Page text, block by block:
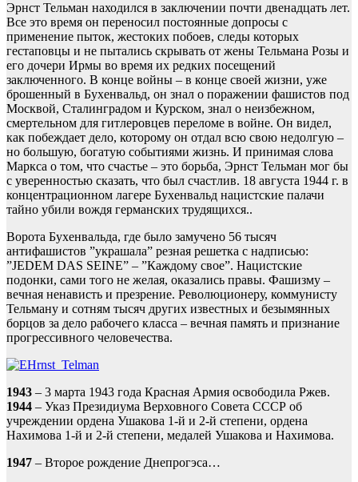
Эрнст Тельман находился в заключении почти двенадцать лет.
Все это время он переносил постоянные допросы с
применение пыток, жестоких побоев, следы которых
гестаповцы и не пытались скрывать от жены Тельмана Розы и
его дочери Ирмы во время их редких посещений
заключенного. В конце войны – в конце своей жизни, уже
брошенный в Бухенвальд, он знал о поражении фашистов под
Москвой, Сталинградом и Курском, знал о неизбежном,
смертельном для гитлеровцев переломе в войне. Он видел,
как побеждает дело, которому он отдал всю свою недолгую –
но большую, богатую событиями жизнь. И принимая слова
Маркса о том, что счастье – это борьба, Эрнст Тельман мог бы
с уверенностью сказать, что был счастлив. 18 августа 1944 г. в
концентрационном лагере Бухенвальд нацистские палачи
тайно убили вождя германских трудящихся..
Ворота Бухенвальда, где было замучено 56 тысяч
антифашистов ”украшала” резная решетка с надписью:
”JEDEM DAS SEINE” – ”Каждому свое”. Нацистские
подонки, сами того не желая, оказались правы. Фашизму –
вечная ненависть и презрение. Революционеру, коммунисту
Тельману и сотням тысяч других известных и безымянных
борцов за дело рабочего класса – вечная память и признание
прогрессивного человечества.
1943 – 3 марта 1943 года Красная Армия освободила Ржев.
1944 – Указ Президиума Верховного Совета СССР об
учреждении ордена Ушакова 1-й и 2-й степени, ордена
Нахимова 1-й и 2-й степени, медалей Ушакова и Нахимова.
1947 – Второе рождение Днепрогэса…